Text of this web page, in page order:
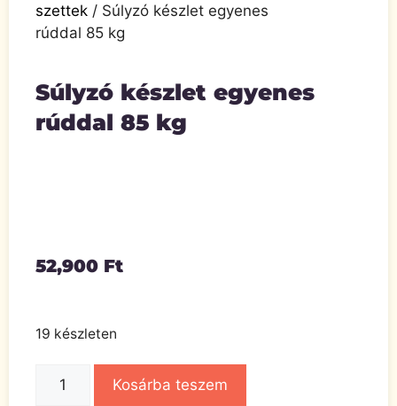
szettek / Súlyzó készlet egyenes
rúddal 85 kg
Súlyzó készlet egyenes
rúddal 85 kg
52,900 Ft
19 készleten
Kosárba teszem